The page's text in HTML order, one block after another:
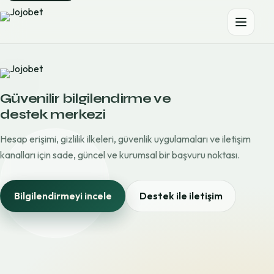
Güvenilir bilgilendirme ve
destek merkezi
Hesap erişimi, gizlilik ilkeleri, güvenlik uygulamaları ve iletişim
kanalları için sade, güncel ve kurumsal bir başvuru noktası.
Bilgilendirmeyi incele Destek ile iletişim